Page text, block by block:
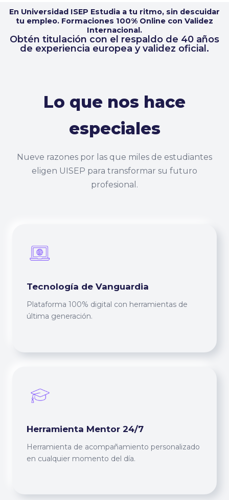
En Universidad ISEP Estudia a tu ritmo, sin descuidar
tu empleo. Formaciones 100% Online con Validez
Internacional.
Obtén titulación con el respaldo de 40 años
de experiencia europea y validez oficial.
Lo que nos hace
especiales
Nueve razones por las que miles de estudiantes
eligen UISEP para transformar su futuro
profesional.
Tecnología de Vanguardia
Plataforma 100% digital con herramientas de
última generación.
Herramienta Mentor 24/7
Herramienta de acompañamiento personalizado
en cualquier momento del día.